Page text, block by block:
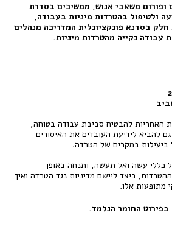
ופורום משאבי אנוש, ממשיכים בסדרת
ולטיפול בהטרדות מיניות בעבודה,
בסדנא פונקציונלית המדריכה מנהלים
עבודה נקייה מהטרדות מיניות.
האחריות להבטיח סביבת עבודה בטוחה,
להביא לידיעת העובדים את האיסורים
ביעילות במקרים של הטרדה.
כללי עשה ואל תעשה, ותנחה באופן
כיצד ליישם מדיניות נגד הטרדה ואיך
מתופעות אלו.
החומר הנלמד.